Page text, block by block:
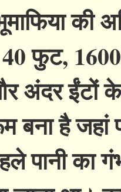
की
फुट, 1600
अंदर ईंटों
बना है जहां
पानी का